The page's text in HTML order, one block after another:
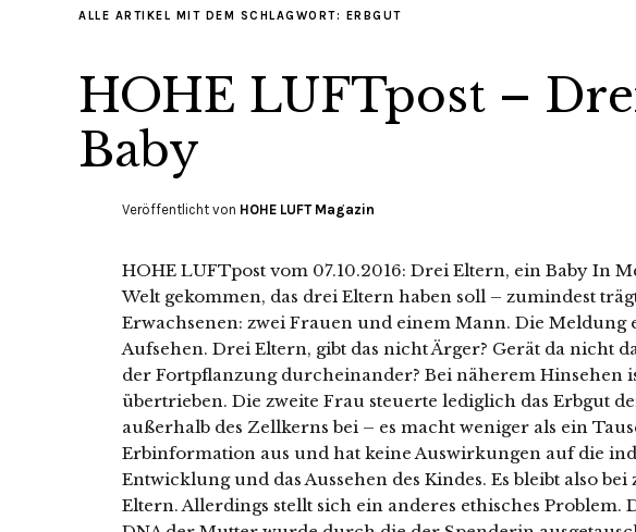
ALLE ARTIKEL MIT DEM SCHLAGWORT: ERBGUT
HOHE LUFTpost –
Baby
Veröffentlicht von HOHE LUFT Magazin
HOHE LUFTpost vom 07.10.2016: Drei Eltern, ein Baby In
Welt gekommen, das drei Eltern haben soll – zumindest
Erwachsenen: zwei Frauen und einem Mann. Die Meldung
Aufsehen. Drei Eltern, gibt das nicht Ärger? Gerät da nicht
der Fortpflanzung durcheinander? Bei näherem Hinsehen
übertrieben. Die zweite Frau steuerte lediglich das Erbgut
außerhalb des Zellkerns bei – es macht weniger als ein
Erbinformation aus und hat keine Auswirkungen auf die
Entwicklung und das Aussehen des Kindes. Es bleibt also
Eltern. Allerdings stellt sich ein anderes ethisches